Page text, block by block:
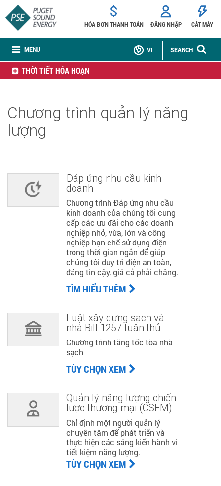
MENU
HÓA ĐƠN THANH TOÁN ĐĂNG NHẬP CẮT MÁY
SEARCH
VI
THỜI TIẾT HỎA HOẠN
Chương trình quản lý năng
lượng
Đáp ứng nhu cầu kinh
doanh
Chương trình Đáp ứng nhu cầu
kinh doanh của chúng tôi cung
cấp các ưu đãi cho các doanh
nghiệp nhỏ, vừa, lớn và công
nghiệp hạn chế sử dụng điện
trong thời gian ngắn để giúp
chúng tôi duy trì điện an toàn,
đáng tin cậy, giá cả phải chăng.
TÌM HIỂU THÊM
Luật xây dựng sạch và
nhà Bill 1257 tuân thủ
Chương trình tăng tốc tòa nhà
sạch
TÙY CHỌN XEM
Quản lý năng lượng chiến
lược thương mại (CSEM)
Chỉ định một người quản lý
chuyên tâm để phát triển và
thực hiện các sáng kiến hành vi
tiết kiệm năng lượng.
TÙY CHỌN XEM